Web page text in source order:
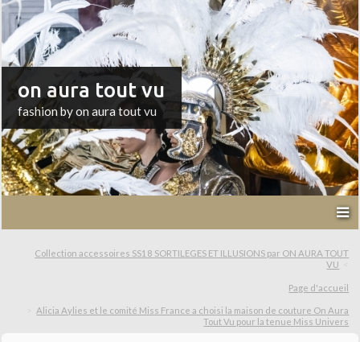
on aura tout vu
fashion by on aura tout vu
Collection accessoires SS18 SORTILEGES ET ILLUSIONS par ON AURA TOUT
VU
Page d'accueil
Alicia Aylies et le comité Miss France a choisi la maison de couture On Aura
Tout Vu pour la tenue Miss Univers